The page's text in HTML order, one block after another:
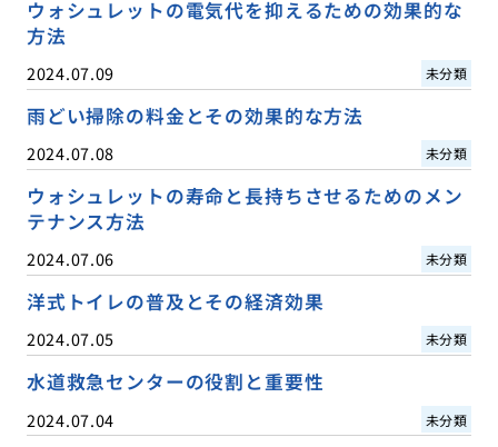
ウォシュレットの電気代を抑えるための効果的な
方法
2024.07.09 未分類
雨どい掃除の料金とその効果的な方法
2024.07.08 未分類
ウォシュレットの寿命と長持ちさせるためのメン
テナンス方法
2024.07.06 未分類
洋式トイレの普及とその経済効果
2024.07.05 未分類
水道救急センターの役割と重要性
2024.07.04 未分類